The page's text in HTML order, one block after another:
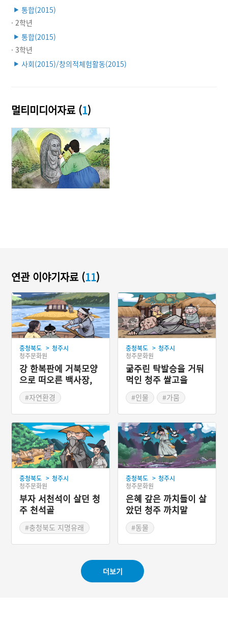
▶ 통합(2015)
· 2학년
▶ 통합(2015)
· 3학년
▶ 사회(2015)/창의적체험활동(2015)
멀티미디어자료 (1)
연관 이야기자료 (11)
충청북도 > 청주시
청주문화원
강 한복판에 거북모양
으로 떠오른 백사장,
청주 신대동
#자연환경
충청북도 > 청주시
청주문화원
굶주린 탁발승을 거둬
먹인 청주 쌀고을
#인물
#가뭄
충청북도 > 청주시
청주문화원
부자 서천석이 살던 청
주 천석골
#충청북도 지명유래
충청북도 > 청주시
청주문화원
은혜 갚은 까치들이 살
았던 청주 까치말
#동물
더보기